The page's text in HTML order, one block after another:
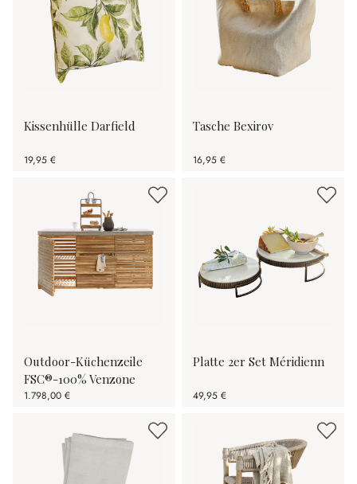
Kissenhülle Darfield
19,95 €
Tasche Bexirov
16,95 €
Outdoor-Küchenzeile
FSC®-100% Venzone
1.798,00 €
Platte 2er Set Méridienn
49,95 €